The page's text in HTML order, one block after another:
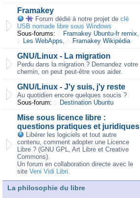
Framakey
Forum dédié à notre projet de clé
USB nomade libre sous Windows
Sous-forums:
Framakey Ubuntu-fr remix,
Les WebApps, Framakey Wikipédia
GNU/Linux - La migration
Perdu dans la migration ? Demandez votre
chemin, on peut peut-être vous aider.
GNU/Linux - J'y suis, j'y reste
Au quotidien encore quelques soucis ?
Sous-forum:
Destination Ubuntu
Mise sous licence libre :
questions pratiques et juridiques
Libérer les logiciels et tout autre
contenu, comment adopter une Licence
Libre ? (GNU GPL, Art Libre et Creative
Commons).
Un forum en collaboration directe avec le
site Veni Vidi Libri.
La philosophie du libre